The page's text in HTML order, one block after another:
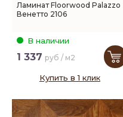
Ламинат Floorwood Palazzo
Венетто 2106
В наличии
1 337 руб / м2
Купить в 1 клик